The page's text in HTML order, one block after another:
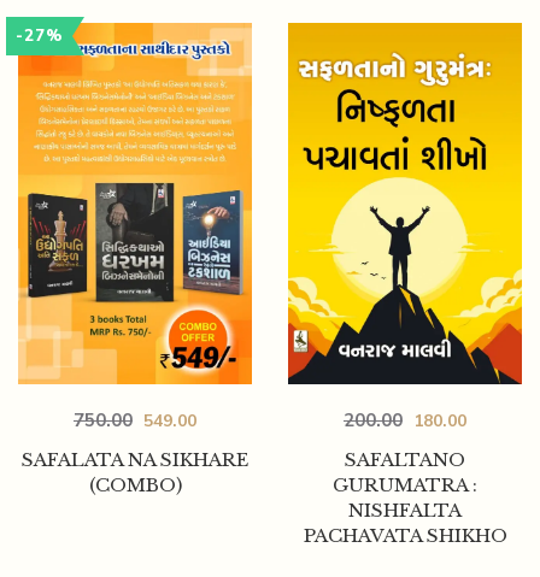
-27%
SAFALATA NA SIKHARE
(COMBO)
750.00 549.00
SAFALTANO
GURUMATRA :
NISHFALTA
PACHAVATA SHIKHO
200.00 180.00